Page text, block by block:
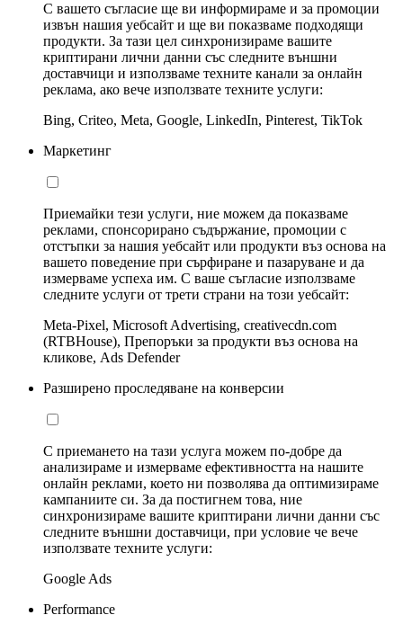
С вашето съгласие ще ви информираме и за промоции
извън нашия уебсайт и ще ви показваме подходящи
продукти. За тази цел синхронизираме вашите
криптирани лични данни със следните външни
доставчици и използваме техните канали за онлайн
реклама, ако вече използвате техните услуги:
Bing, Criteo, Meta, Google, LinkedIn, Pinterest, TikTok
Маркетинг
Приемайки тези услуги, ние можем да показваме
реклами, спонсорирано съдържание, промоции с
отстъпки за нашия уебсайт или продукти въз основа на
вашето поведение при сърфиране и пазаруване и да
измерваме успеха им. С ваше съгласие използваме
следните услуги от трети страни на този уебсайт:
Meta-Pixel, Microsoft Advertising, creativecdn.com
(RTBHouse), Препоръки за продукти въз основа на
кликове, Ads Defender
Разширено проследяване на конверсии
С приемането на тази услуга можем по-добре да
анализираме и измерваме ефективността на нашите
онлайн реклами, което ни позволява да оптимизираме
кампаниите си. За да постигнем това, ние
синхронизираме вашите криптирани лични данни със
следните външни доставчици, при условие че вече
използвате техните услуги:
Google Ads
Performance